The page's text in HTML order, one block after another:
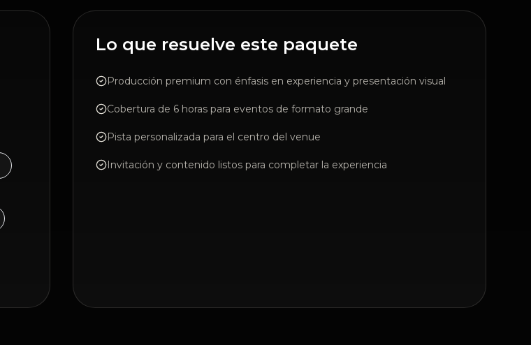
Lo que resuelve este paquete
Producción premium con énfasis en experiencia y presentación visual
Cobertura de 6 horas para eventos de formato grande
Pista personalizada para el centro del venue
Invitación y contenido listos para completar la experiencia